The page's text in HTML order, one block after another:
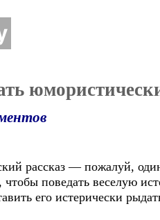
рассказ — пожалуй,
поведать веселую
его истерически